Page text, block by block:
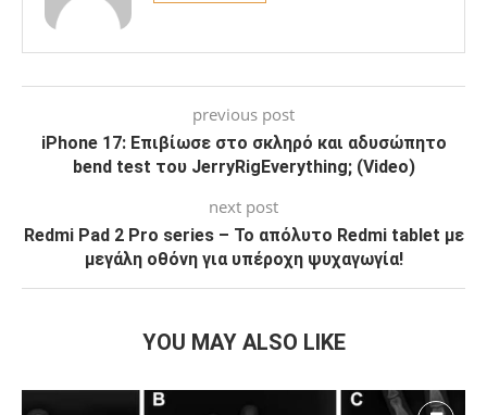
previous post
iPhone 17: Επιβίωσε στο σκληρό και αδυσώπητο
bend test του JerryRigEverything; (Video)
next post
Redmi Pad 2 Pro series – Το απόλυτο Redmi tablet με
μεγάλη οθόνη για υπέροχη ψυχαγωγία!
YOU MAY ALSO LIKE